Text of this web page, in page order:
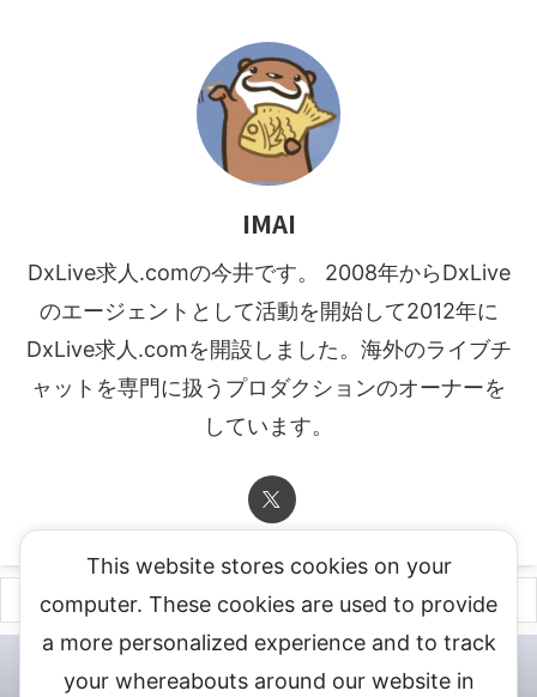
IMAI
DxLive求人.comの今井です。 2008年からDxLive
のエージェントとして活動を開始して2012年に
DxLive求人.comを開設しました。海外のライブチ
ャットを専門に扱うプロダクションのオーナーを
しています。
チャットレディ登録申込 DXLIVE求人.comへお問合せ
DXLIVE 退
This website stores cookies on your
computer. These cookies are used to provide
a more personalized experience and to track
your whereabouts around our website in